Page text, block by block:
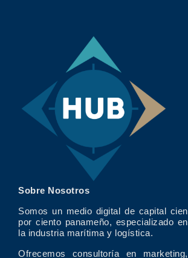
Sobre Nosotros
Somos un medio digital de capital cien
por ciento panameño, especializado en
la industria marítima y logística.
Ofrecemos consultoría en marketing,